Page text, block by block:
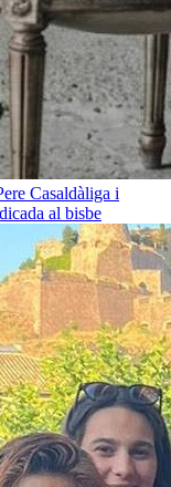
Casaldàliga i
al bisbe